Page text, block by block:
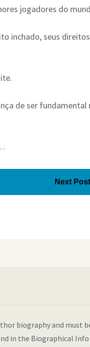
jogadores do
inchado, seus
de ser fundamental
Next Post
biography and must
in the Biographical